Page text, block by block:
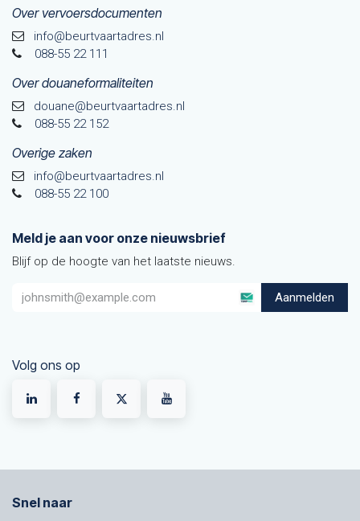
Over vervoersdocumenten
info@beurtvaartadres.nl
088-55 22 111
Over douaneformaliteiten
douane@beurtvaarta​dres.nl
088-55 22 152
Overige zaken
info@beurtvaartadres.nl
088-55 22 100
Meld je aan voor onze nieuwsbrief
Blijf op de hoogte van het laatste nieuws.
Aanmelden
Volg ons op
Snel naar